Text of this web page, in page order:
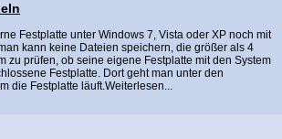
Festplatte unter Windows 7, Vista oder XP noch mit
kann keine Dateien speichern, die größer als 4
prüfen, ob seine eigene Festplatte mit den System
Festplatte. Dort geht man unter den
die Festplatte läuft.Weiterlesen...